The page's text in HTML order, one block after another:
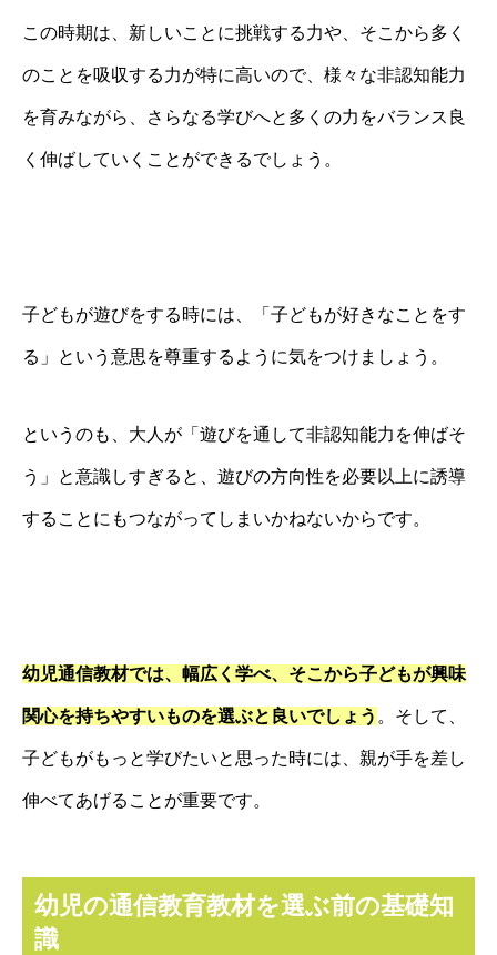
この時期は、新しいことに挑戦する力や、そこから多く
のことを吸収する力が特に高いので、様々な非認知能力
を育みながら、さらなる学びへと多くの力をバランス良
く伸ばしていくことができるでしょう。
子どもが遊びをする時には、「子どもが好きなことをす
る」という意思を尊重するように気をつけましょう。
というのも、大人が「遊びを通して非認知能力を伸ばそ
う」と意識しすぎると、遊びの方向性を必要以上に誘導
することにもつながってしまいかねないからです。
幼児通信教材では、幅広く学べ、そこから子どもが興味
関心を持ちやすいものを選ぶと良いでしょう 。そして、
子どもがもっと学びたいと思った時には、親が手を差し
伸べてあげることが重要です。
幼児の通信教育教材を選ぶ前の基礎知
識